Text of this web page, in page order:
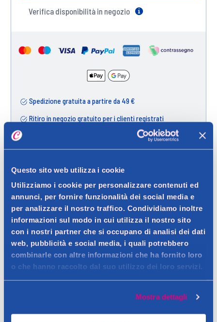
Questo sito web utilizza i cookie
Utilizziamo i cookie per personalizzare contenuti ed
annunci, per fornire funzionalità dei social media e
per analizzare il nostro traffico. Condividiamo inoltre
informazioni sul modo in cui utilizza il nostro sito
con i nostri partner che si occupano di analisi dei dati
web, pubblicità e social media, i quali potrebbero
combinarle con altre informazioni che ha fornito loro
o che hanno raccolto dal suo utilizzo dei loro servizi.
Mostra dettagli
Verifica disponibilità in negozio
Spedizione gratuita a partire da 49 €
Ritiro in negozio gratuito per i clienti registrati
Dettagli prodotto
Descrizione
Gel trattamento contorno occhi.
Contatto del produttore
Dettagli
INNOVAZIONE: Vichy ha concentrato la sua Acqua Termale
Mineralizzante all'89%, unendola ad Acido Ialuronico di origine
naturale e Cafferina pura. RISULTATI SULLA PELLE: fortifica la